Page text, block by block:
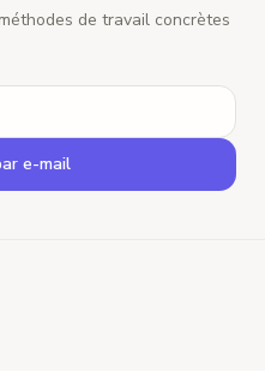
de travail concrètes
e-mail